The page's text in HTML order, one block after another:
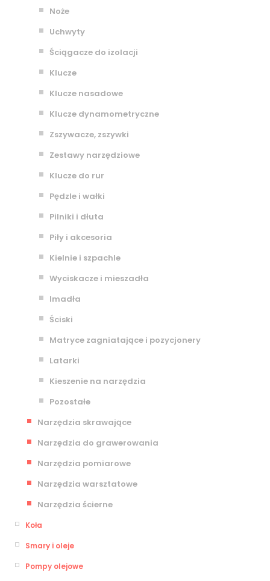
Noże
Uchwyty
Ściągacze do izolacji
Klucze
Klucze nasadowe
Klucze dynamometryczne
Zszywacze, zszywki
Zestawy narzędziowe
Klucze do rur
Pędzle i wałki
Pilniki i dłuta
Piły i akcesoria
Kielnie i szpachle
Wyciskacze i mieszadła
Imadła
Ściski
Matryce zagniatające i pozycjonery
Latarki
Kieszenie na narzędzia
Pozostałe
Narzędzia skrawające
Narzędzia do grawerowania
Narzędzia pomiarowe
Narzędzia warsztatowe
Narzędzia ścierne
Koła
Smary i oleje
Pompy olejowe